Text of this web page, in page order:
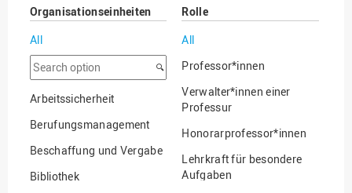
Organisationseinheiten
All
Search
option
Arbeitssicherheit
Berufungsmanagement
Beschaffung und Vergabe
Bibliothek
Rolle
All
Professor*innen
Verwalter*innen einer
Professur
Honorarprofessor*innen
Lehrkraft für besondere
Aufgaben